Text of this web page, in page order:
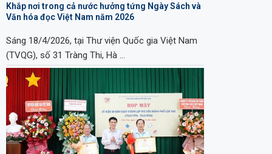
Khắp nơi trong cả nước hưởng tứng Ngày Sách và
Văn hóa đọc Việt Nam năm 2026
Sáng 18/4/2026, tại Thư viện Quốc gia Việt Nam
(TVQG), số 31 Tràng Thi, Hà …